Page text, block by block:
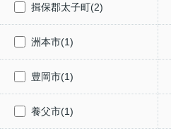
揖保郡太子町(2)
洲本市(1)
豊岡市(1)
養父市(1)